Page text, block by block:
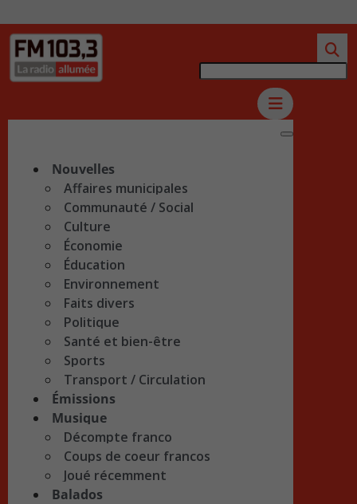
Nouvelles
Affaires municipales
Communauté / Social
Culture
Économie
Éducation
Environnement
Faits divers
Politique
Santé et bien-être
Sports
Transport / Circulation
Émissions
Musique
Décompte franco
Coups de coeur francos
Joué récemment
Balados